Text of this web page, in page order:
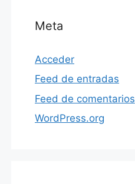
Meta
Acceder
Feed de entradas
Feed de comentarios
WordPress.org